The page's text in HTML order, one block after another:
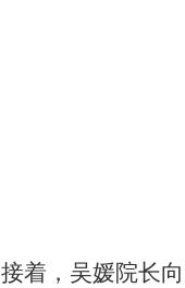
接着，吴媛院长向